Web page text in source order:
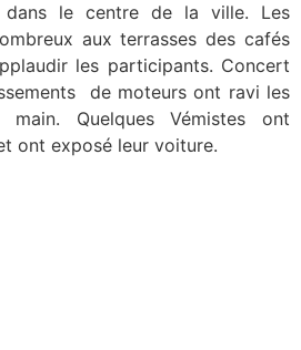
dans le centre de la ville. Les
aux terrasses des cafés
les participants. Concert
de moteurs ont ravi les
Quelques Vémistes ont
ont exposé leur voiture.